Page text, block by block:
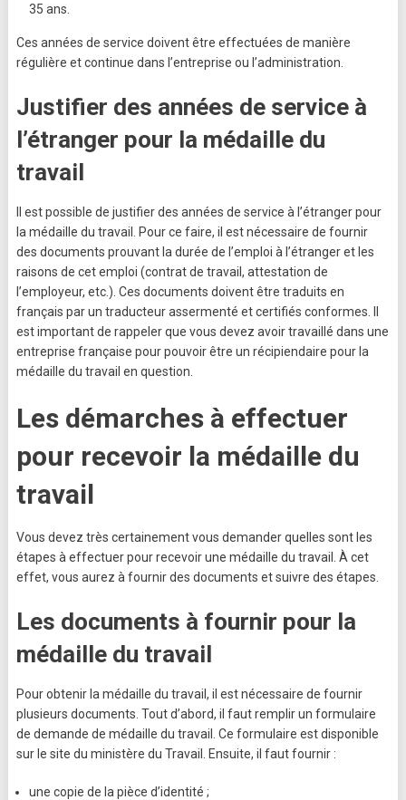
35 ans.
Ces années de service doivent être effectuées de manière
régulière et continue dans l’entreprise ou l’administration.
Justifier des années de service à
l’étranger pour la médaille du
travail
Il est possible de justifier des années de service à l’étranger pour
la médaille du travail. Pour ce faire, il est nécessaire de fournir
des documents prouvant la durée de l’emploi à l’étranger et les
raisons de cet emploi (contrat de travail, attestation de
l’employeur, etc.). Ces documents doivent être traduits en
français par un traducteur assermenté et certifiés conformes. Il
est important de rappeler que vous devez avoir travaillé dans une
entreprise française pour pouvoir être un récipiendaire pour la
médaille du travail en question.
Les démarches à effectuer
pour recevoir la médaille du
travail
Vous devez très certainement vous demander quelles sont les
étapes à effectuer pour recevoir une médaille du travail. À cet
effet, vous aurez à fournir des documents et suivre des étapes.
Les documents à fournir pour la
médaille du travail
Pour obtenir la médaille du travail, il est nécessaire de fournir
plusieurs documents. Tout d’abord, il faut remplir un formulaire
de demande de médaille du travail. Ce formulaire est disponible
sur le site du ministère du Travail. Ensuite, il faut fournir :
une copie de la pièce d’identité ;